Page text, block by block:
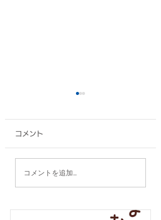
ネックストラップ/金武
町観光協会 様
コメント
コメントを追加…